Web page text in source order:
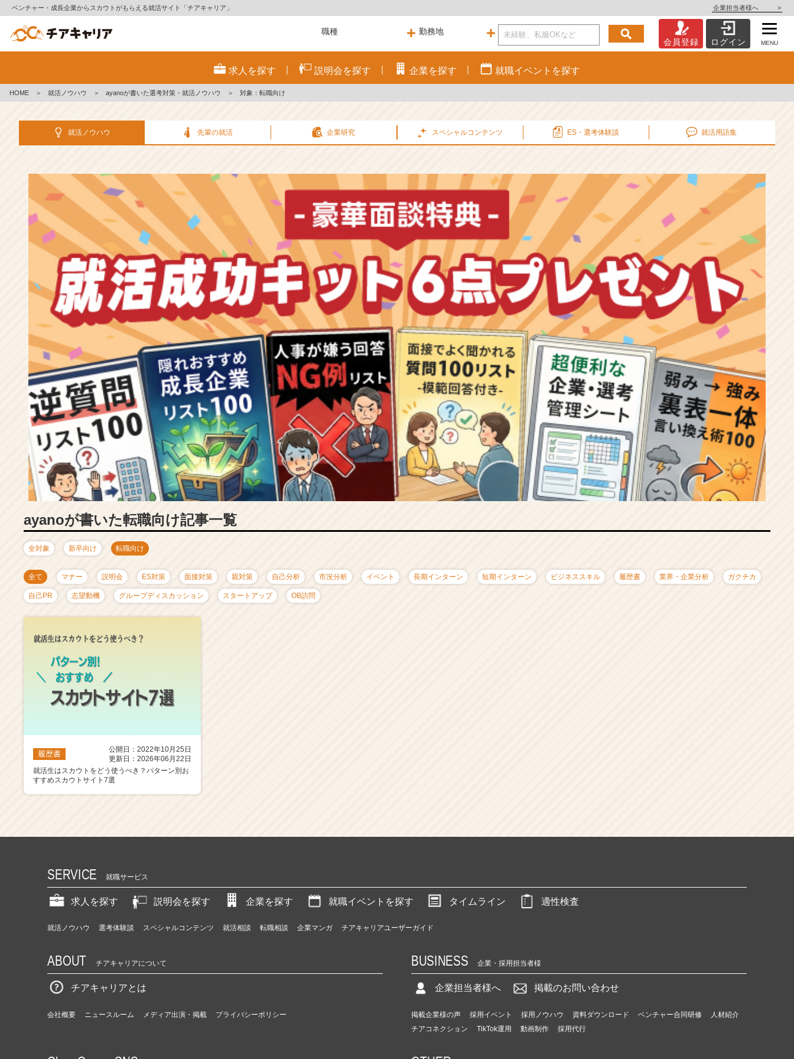
ベンチャー・成長企業からスカウトがもらえる就活サイト「チアキャリア」 企業担当者様へ >
策・
就
ノ
ハ
記
事
|
ベ
ン
チ
ー・
成
長
企
業
か
ら
カ
ウ
ト
が
届
く
就
サ
イ
ト
チ
キ
ャ
リ
ア
（C
h
e
e
r
a
r）
会員登録 ログイン MENU
求人を探す 説明会を探す 企業を探す 就職イベント を探す
HOME ＞ 就活ノウハウ ＞ ayanoが書いた選考対策・就活ノウハウ ＞ 対象：転職向け
就活ノウハウ 先輩の就活 企業研究 スペシャルコンテンツ ES・選考体験談 就活用語集
ayanoが書いた転職向け記事一覧
全対象 新卒向け 転職向け
全て マナー 説明会 ES対策 面接対策 親対策 自己分析 市況分析 イベント 長期インターン 短期インターン ビジネススキル 履歴書 業界・企業分析 ガクチカ
自己PR 志望動機 グループディスカッション スタートアップ OB訪問
履歴書
公開日：2022年10月25日
更新日：2026年06月22日
就活生はスカウトをどう使うべき？パターン別お
すすめスカウトサイト7選
SERVICE 就職サービス
求人を探す 説明会を探す 企業を探す 就職イベントを探す タイムライン 適性検査
就活ノウハウ 選考体験談 スペシャルコンテンツ 就活相談 転職相談 企業マンガ チアキャリアユーザーガイド
ABOUT チアキャリアについて
チアキャリアとは
会社概要 ニュースルーム メディア出演・掲載 プライバシーポリシー
BUSINESS 企業・採用担当者様
企業担当者様へ 掲載のお問い合わせ
掲載企業様の声 採用イベント 採用ノウハウ 資料ダウンロード ベンチャー合同研修
人材紹介
チアコネクション
TikTok運用 動画制作 採用代行